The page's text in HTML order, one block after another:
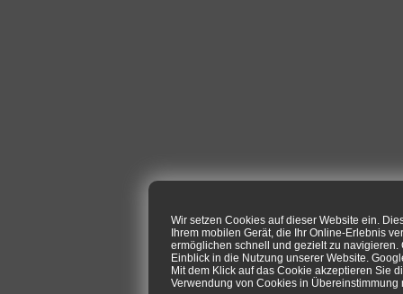
Wir setzen Cookies auf dieser Website ein.
Ihrem mobilen Gerät, die Ihr Online-Erlebnis
ermöglichen schnell und gezielt zu
Einblick in die Nutzung unserer Website.
Mit dem Klick auf das Cookie akzeptieren Sie
Verwendung von Cookies in